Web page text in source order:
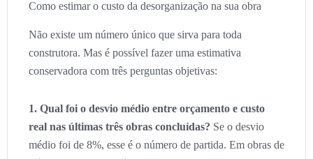
Como estimar o custo da desorganização na sua obra
Não existe um número único que sirva para toda
construtora. Mas é possível fazer uma estimativa
conservadora com três perguntas objetivas:
1. Qual foi o desvio médio entre orçamento e custo
real nas últimas três obras concluídas? Se o desvio
médio foi de 8%, esse é o número de partida. Em obras de